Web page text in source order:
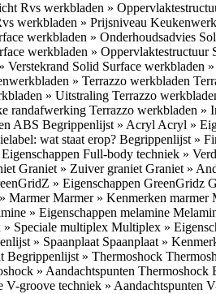
Rvs werkbladen »
werkbladen » Prijsniveau
werkbladen » Onderhoudsadvies
werkbladen » Oppervlaktestructuur
Verstekrand Solid Surface werkbladen
» Terrazzo werkbladen
» Uitstraling Terrazzo
randafwerking Terrazzo werkbladen »
ABS Begrippenlijst » Acryl Acryl »
wat staat erop? Begrippenlijst »
Full-body techniek »
Graniet » Zuiver graniet Graniet »
» Eigenschappen GreenGridz
MarmerMarmer » Kenmerken marmer
» Eigenschappen melamine
Speciale multiplex Multiplex »
» Spaanplaat Spaanplaat »
Begrippenlijst » Thermoshock
» Aandachtspunten Thermoshock
V-groove techniek » Aandachtspunten